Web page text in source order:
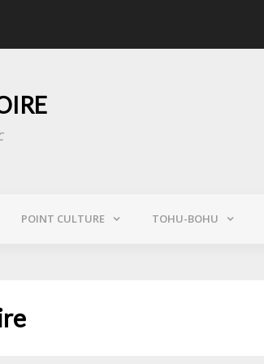
Notre-Dame des flammes
POINT CULTURE TOHU-BOHU